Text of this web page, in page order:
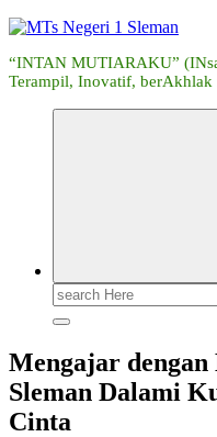
“INTAN MUTIARAKU”
Terampil, Inovatif,
Search
for:
Mengajar
Sleman Dalami
Cinta